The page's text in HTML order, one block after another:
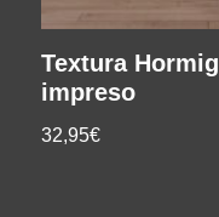
Textura
impreso
32,95€